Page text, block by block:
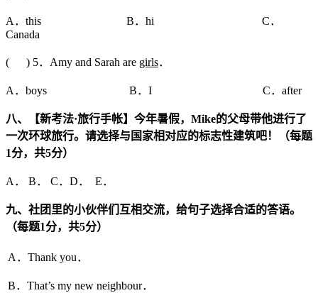
A．this B．hi C．
Canada
( ) 5．Amy and Sarah are girls．
A．boys B．I C．after
八、【新考法·旅行手帐】今年暑假， Mike的父母带他进行了
一次环球旅行。请选择与国家相对应的标志性建筑吧！（每题
1分，共5分）
A． B． C．D． E．
九、社团里的小伙伴们互相交流，给句子选择合适的答语。
（每题1分，共5分）
A．Thank you．
B．That’s my new neighbour．